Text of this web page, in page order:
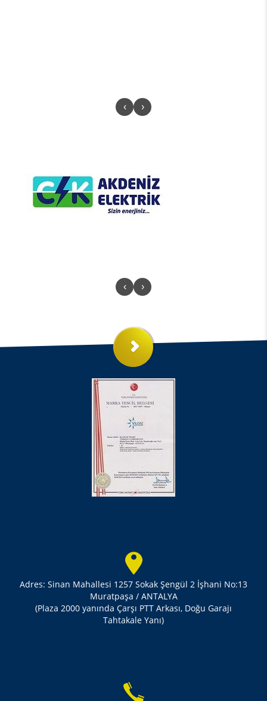
‹ ›
‹ ›
Adres: Sinan Mahallesi 1257 Sokak Şengül 2 İşhani No:13
Muratpaşa / ANTALYA
(Plaza 2000 yanında Çarşı PTT Arkası, Doğu Garajı
Tahtakale Yanı)